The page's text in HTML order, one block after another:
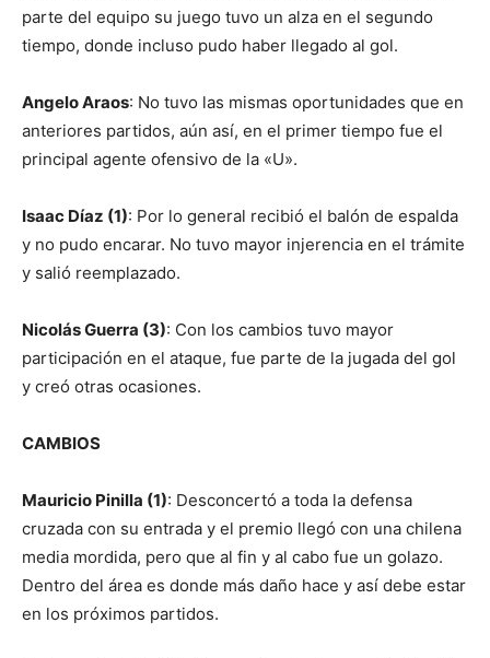
parte del equipo su juego tuvo un alza en el segundo
tiempo, donde incluso pudo haber llegado al gol.
Angelo Araos: No tuvo las mismas oportunidades que en
anteriores partidos, aún así, en el primer tiempo fue el
principal agente ofensivo de la «U».
Isaac Díaz (1): Por lo general recibió el balón de espalda
y no pudo encarar. No tuvo mayor injerencia en el trámite
y salió reemplazado.
Nicolás Guerra (3): Con los cambios tuvo mayor
participación en el ataque, fue parte de la jugada del gol
y creó otras ocasiones.
CAMBIOS
Mauricio Pinilla (1): Desconcertó a toda la defensa
cruzada con su entrada y el premio llegó con una chilena
media mordida, pero que al fin y al cabo fue un golazo.
Dentro del área es donde más daño hace y así debe estar
en los próximos partidos.